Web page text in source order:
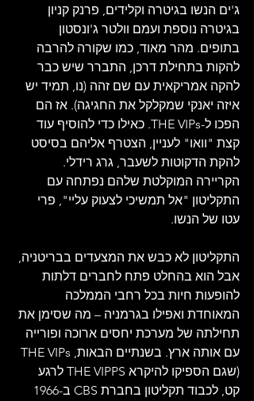
ג'ים הנשו בגיטרה וקלידים, פרנק קניון
בגיטרה נוספת ועמם וולטר ג'ונסטון
בתופים. מהר מאוד, כמו שקורה להרבה
להקות בתחילת דרכן, התברר שיש כבר
להקה אמריקאית עם שם זהה (נו, תמיד יש
איזה יאנקי שמקלקל את החגיגה). אז הם
הפכו ל-THE VIPs. כאילו כדי להוסיף עוד
קצת "וואו" לעניין, הצטרף אליהם בסיסט
להקת הדקוטות לשעבר, גרג רידלי.
הקריירה המוקלטת שלהם נפתחה עם
התקליטון "אל תמשיכי לצעוק עליי", פרי
עטו של הנשו.
התקליטון לא כבש את המצעדים בבריטניה,
אבל הוא בהחלט פתח לחברים דלתות
להופעות חיות בכל רחבי הממלכה
המאוחדת ואפילו בגרמניה – מה שסימן את
תחילתה של מערכת יחסים ארוכה ופורייה
(שגם הספיקו להיקרא THE VIPPS לרגע